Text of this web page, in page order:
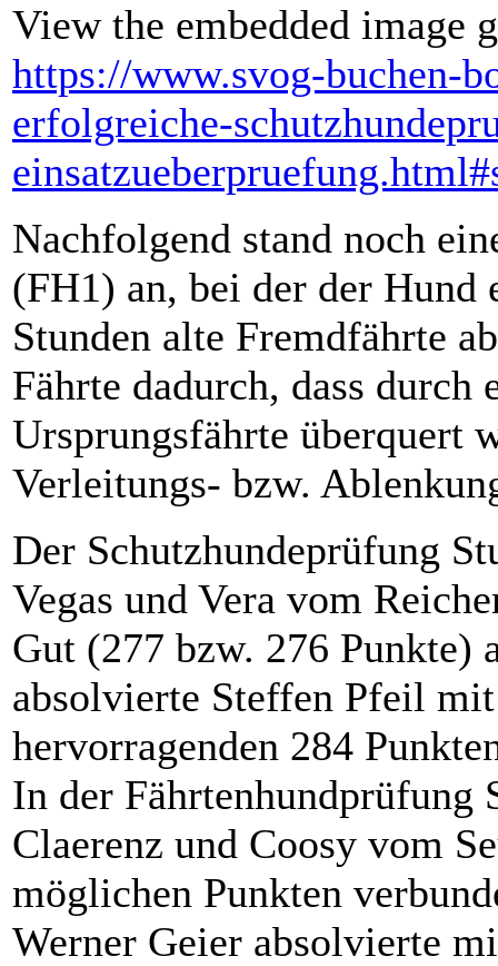
View the embedded image
https://www.svog-buchen-
erfolgreiche-
Nachfolgend stand noch
(FH1) an, bei der der Hund
Stunden alte Fremdfährte
Fährte dadurch, dass durch
Ursprungsfährte überquert
Verleitungs- bzw.
Der Schutzhundeprüfung
Vegas und Vera vom
Gut (277 bzw. 276 Punkte)
absolvierte Steffen Pfeil
hervorragenden 284
In der Fährtenhundprüfung
Claerenz und Coosy vom
möglichen Punkten
Werner Geier absolvierte